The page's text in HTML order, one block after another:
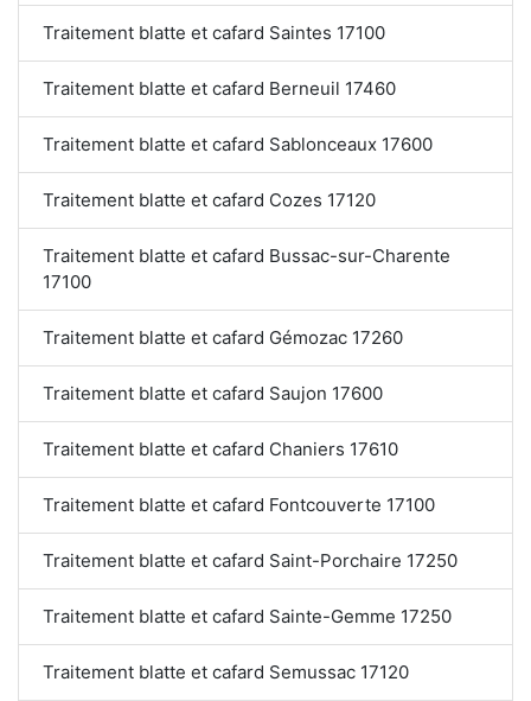
Traitement blatte et cafard Saintes 17100
Traitement blatte et cafard Berneuil 17460
Traitement blatte et cafard Sablonceaux 17600
Traitement blatte et cafard Cozes 17120
Traitement blatte et cafard Bussac-sur-Charente
17100
Traitement blatte et cafard Gémozac 17260
Traitement blatte et cafard Saujon 17600
Traitement blatte et cafard Chaniers 17610
Traitement blatte et cafard Fontcouverte 17100
Traitement blatte et cafard Saint-Porchaire 17250
Traitement blatte et cafard Sainte-Gemme 17250
Traitement blatte et cafard Semussac 17120